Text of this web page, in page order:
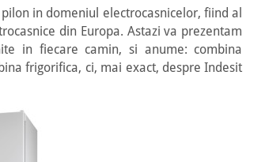
in domeniul electrocasnicelor, fiind al
din Europa. Astazi va prezentam
in fiecare camin, si anume: combina
frigorifica, ci, mai exact, despre Indesit